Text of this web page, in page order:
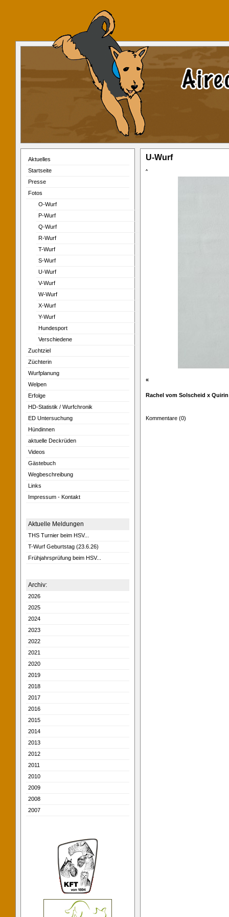
Aktuelles
Startseite
Presse
Fotos
O-Wurf
P-Wurf
Q-Wurf
R-Wurf
T-Wurf
S-Wurf
U-Wurf
V-Wurf
W-Wurf
X-Wurf
Y-Wurf
Hundesport
Verschiedene
Zuchtziel
Züchterin
Wurfplanung
Welpen
Erfolge
HD-Statistik / Wurfchronik
ED Untersuchung
Hündinnen
aktuelle Deckrüden
Videos
Gästebuch
Wegbeschreibung
Links
Impressum - Kontakt
Aktuelle Meldungen
THS Turnier beim HSV...
T-Wurf Geburtstag (23.6.26)
Frühjahrsprüfung beim HSV...
Archiv:
2026
2025
2024
2023
2022
2021
2020
2019
2018
2017
2016
2015
2014
2013
2012
2011
2010
2009
2008
2007
U-Wurf
ˆ
«
Rachel vom Solscheid x
Kommentare (0)